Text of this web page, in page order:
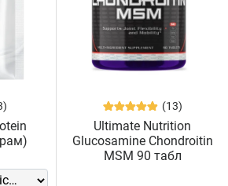
(13)
Ultimate Nutrition
Glucosamine Chondroitin
MSM 90 табл